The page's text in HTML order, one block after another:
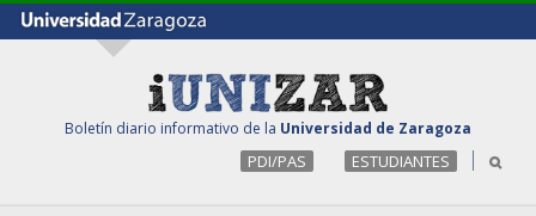
Boletín diario informativo de la Universidad de Zaragoza
PDI/PAS ESTUDIANTES